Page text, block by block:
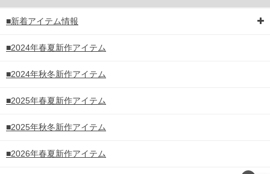
■新着アイテム情報
■2024年春夏新作アイテム
■2024年秋冬新作アイテム
■2025年春夏新作アイテム
■2025年秋冬新作アイテム
■2026年春夏新作アイテム